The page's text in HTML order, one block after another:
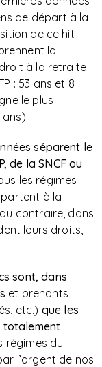
de départ à la
de ce hit
la
à la retraite
: 53 ans et 8
le plus
séparent le
de la SNCF ou
les régimes
à la
contraire, dans
leurs droits,
sont, dans
et prenants
etc.) que les
totalement
régimes du
l’argent de nos